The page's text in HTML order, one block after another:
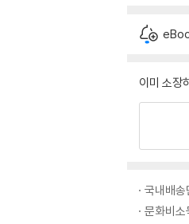
이미 소장
국내배송
문화비소